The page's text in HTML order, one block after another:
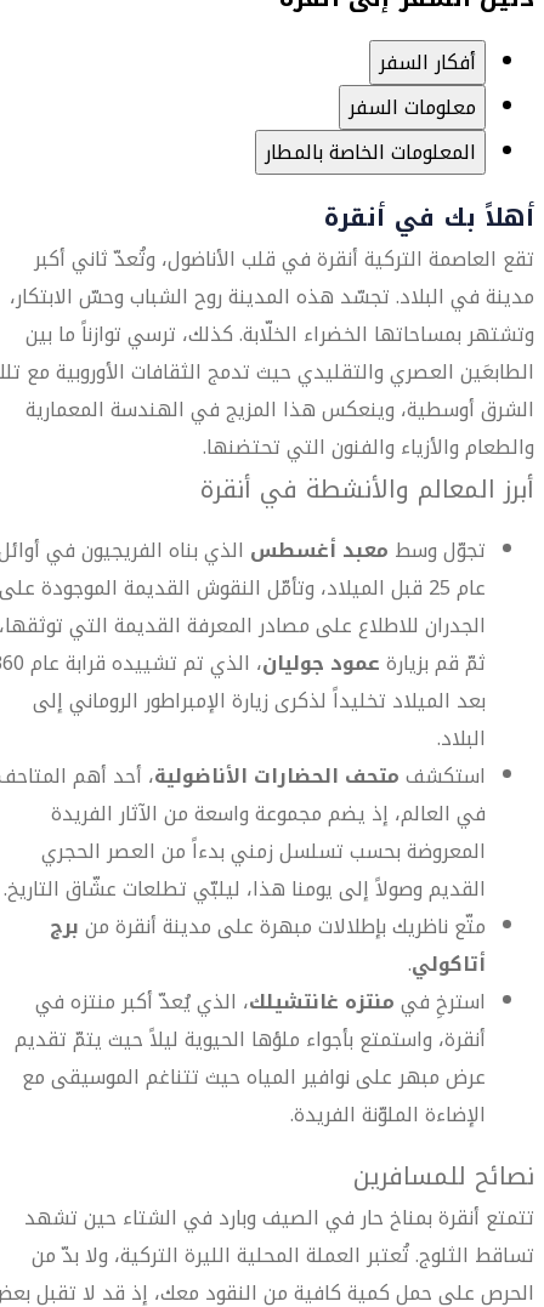
أفكار السفر
معلومات السفر
المعلومات الخاصة بالمطار
أهلاً بك في أنقرة
تقع العاصمة التركية أنقرة في قلب الأناضول، وتُعدّ ثاني أكبر
مدينة في البلاد. تجسّد هذه المدينة روح الشباب وحسّ الابتكار،
وتشتهر بمساحاتها الخضراء الخلّابة. كذلك، ترسي توازناً ما بين
الطابعَين العصري والتقليدي حيث تدمج الثقافات الأوروبية مع
الشرق أوسطية، وينعكس هذا المزيج في الهندسة المعمارية
والطعام والأزياء والفنون التي تحتضنها.
أبرز المعالم والأنشطة في أنقرة
تجوّل وسط معبد أغسطس الذي بناه الفريجيون في
عام 25 قبل الميلاد، وتأمّل النقوش القديمة الموجودة على
الجدران للاطلاع على مصادر المعرفة القديمة التي توثقها،
ثمّ قم بزيارةعمود جوليان
، الذي تم
بعد الميلاد تخليداً لذكرى زيارة الإمبراطور الروماني إلى
البلاد.
استكشفمتحف الحضارات الأناضولية، أحد أهم
في العالم، إذ يضم مجموعة واسعة من الآثار الفريدة
المعروضة بحسب تسلسل زمني بدءاً من العصر الحجري
القديم وصولاً إلى يومنا هذا، ليلبّي تطلعات عشّاق التاريخ.
متّع ناظريك بإطلالات مبهرة على مدينة أنقرة منبرج
أتاكولي.
استرخِ فيمنتزه غانتشيلك، الذي يُعدّ أكبر منتزه في
أنقرة، واستمتع بأجواء ملؤها الحيوية ليلاً حيث يتمّ تقديم
عرض مبهر على نوافير المياه حيث تتناغم الموسيقى مع
الإضاءة الملوّنة الفريدة.
نصائح للمسافرين
تتمتع أنقرة بمناخ حار في الصيف وبارد في الشتاء حين تشهد
تساقط الثلوج. تُعتبر العملة المحلية الليرة التركية، ولا بدّ من
الحرص على حمل كمية كافية من النقود معك، إذ قد لا تقبل